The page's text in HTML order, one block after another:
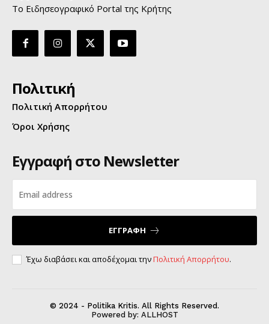
Το Ειδησεογραφικό Portal της Κρήτης
Πολιτική
Πολιτική Απορρήτου
Όροι Χρήσης
Εγγραφή στο Newsletter
ΕΓΓΡΑΦΗ
Έχω διαβάσει και αποδέχομαι τηνΠολιτική Απορρήτου.
© 2024 - Politika Kritis. All Rights Reserved.
Powered by: ALLHOST